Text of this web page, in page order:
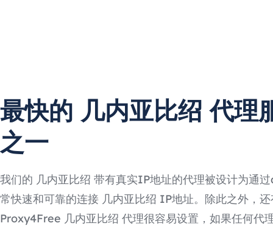
最快的 几内亚比绍 代理
之一
我们的 几内亚比绍 带有真实IP地址的代理被设计为通
常快速和可靠的连接 几内亚比绍 IP地址。除此之外，还
Proxy4Free 几内亚比绍 代理很容易设置，如果任何代